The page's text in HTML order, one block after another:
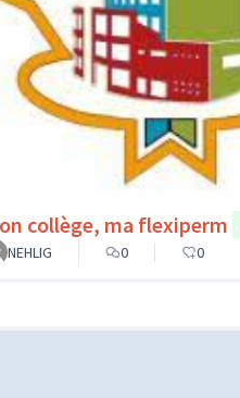
collège, ma flexiperm
NEHLIG
0 0